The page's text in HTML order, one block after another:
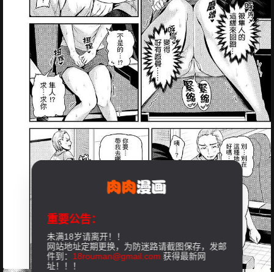
重要公告：
未满18岁请离开！！
网站地址定期更换，为防迷路请截图保存，发邮
件到： 18rouman@gmail.com 获得最新网
址！！！